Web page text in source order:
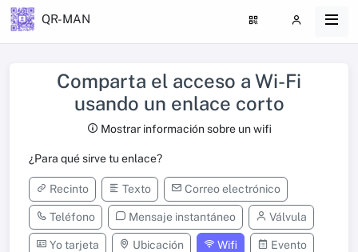
QR-MAN
Comparta el acceso a Wi-Fi
usando un enlace corto
Mostrar información sobre un wifi
¿Para qué sirve tu enlace?
Recinto Texto Correo electrónico
Teléfono Mensaje instantáneo Válvula
Yo tarjeta Ubicación Wifi Evento